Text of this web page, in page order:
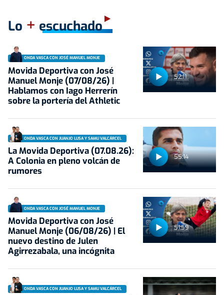
Lo + escuchado
52:11
ONDA VASCA CON JOSÉ MANUEL MONJE
Movida Deportiva con José
Manuel Monje (07/08/26) |
Hablamos con Iago Herrerín
sobre la portería del Athletic
55:14
ONDA VASCA CON JUANJO LUSA Y SAMU VALCÁRCEL
La Movida Deportiva (07.08.26):
A Colonia en pleno volcán de
rumores
51:59
ONDA VASCA CON JOSÉ MANUEL MONJE
Movida Deportiva con José
Manuel Monje (06/08/26) | El
nuevo destino de Julen
Agirrezabala, una incógnita
ONDA VASCA CON JUANJO LUSA Y SAMU VALCÁRCEL